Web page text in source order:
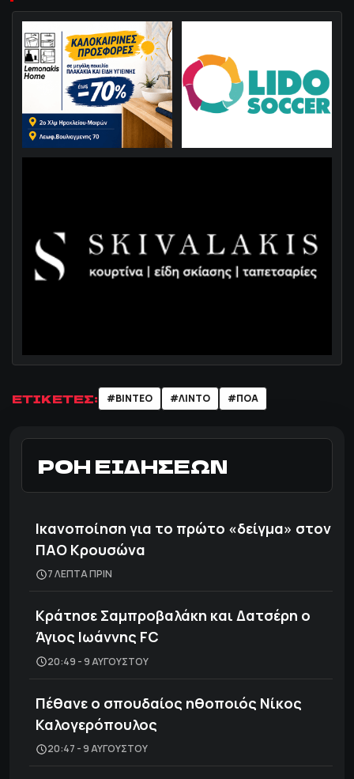
ΕΤΙΚΕΤΕΣ: #ΒΙΝΤΕΟ #ΛΊΝΤΟ #ΠΟΑ
ΡΟΗ ΕΙΔΗΣΕΩΝ
Ικανοποίηση για το πρώτο «δείγμα» στον
ΠΑΟ Κρουσώνα
7 ΛΕΠΤΑ ΠΡΙΝ
Κράτησε Σαμπροβαλάκη και Δατσέρη ο
Άγιος Ιωάννης FC
20:49 - 9 ΑΥΓΟΎΣΤΟΥ
Πέθανε ο σπουδαίος ηθοποιός Νίκος
Καλογερόπουλος
20:47 - 9 ΑΥΓΟΎΣΤΟΥ